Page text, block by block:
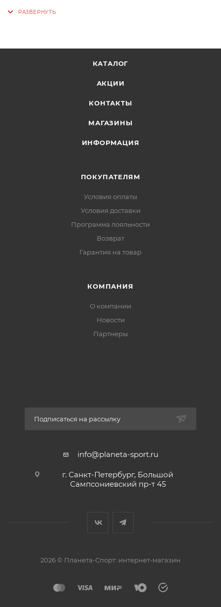
Держит холод (ч.) - 40
КАТАЛОГ
АКЦИИ
КОНТАКТЫ
МАГАЗИНЫ
ИНФОРМАЦИЯ
ПОКУПАТЕЛЯМ
Условия оплаты
Условия доставки
Программа лояльности
Возврат
Гарантия на товар
КОМПАНИЯ
О компании
Новости
Партнеры
Подписаться на рассылку
info@planeta-sport.ru
г. Санкт-Петербург, Большой
Сампсониевский пр-т 45
2026 © Планета-Спорт: интернет-магазин